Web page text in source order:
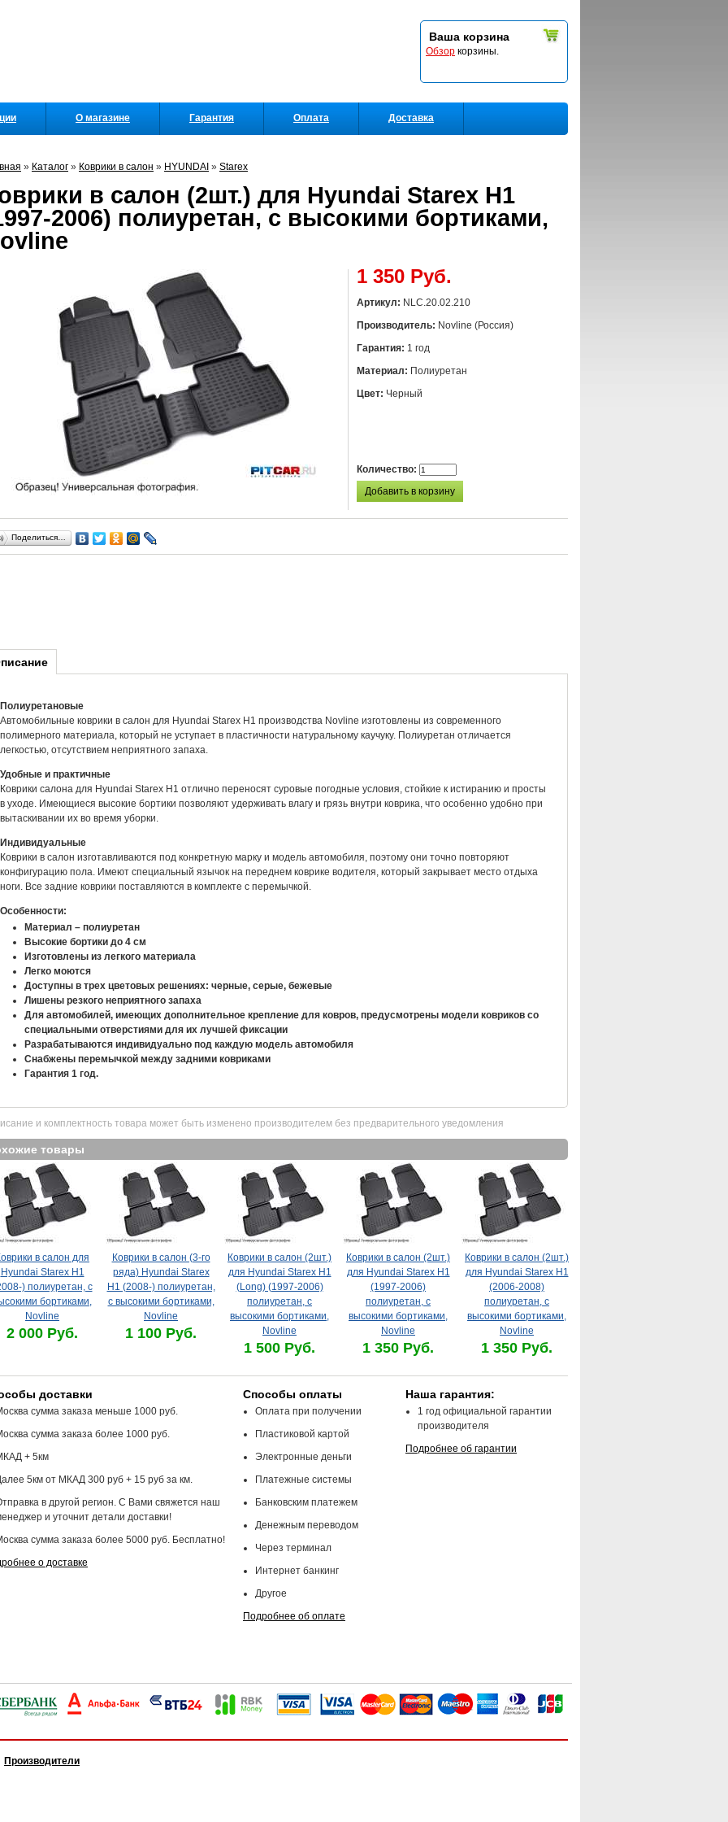
Ваша корзина
Обзор корзины.
» Каталог » Коврики в салон » HYUNDAI » Starex
в салон (2шт.) для Hyundai Starex H1
2006) полиуретан, с высокими бортиками,
1 350 Руб.
Артикул: NLC.20.02.210
Производитель: Novline (Россия)
Гарантия: 1 год
Материал: Полиуретан
Цвет: Черный
Количество:
Поделиться…
Полиуретановые
Автомобильные коврики в салон для Hyundai Starex H1 производства Novline изготовлены из современного
полимерного материала, который не уступает в пластичности натуральному каучуку. Полиуретан отличается
легкостью, отсутствием неприятного запаха.
Удобные и практичные
Коврики салона для Hyundai Starex H1 отлично переносят суровые погодные условия, стойкие к истиранию и просты
в уходе. Имеющиеся высокие бортики позволяют удерживать влагу и грязь внутри коврика, что особенно удобно при
вытаскивании их во время уборки.
Индивидуальные
Коврики в салон изготавливаются под конкретную марку и модель автомобиля, поэтому они точно повторяют
конфигурацию пола. Имеют специальный язычок на переднем коврике водителя, который закрывает место отдыха
ноги. Все задние коврики поставляются в комплекте с перемычкой.
Особенности:
Материал – полиуретан
Высокие бортики до 4 см
Изготовлены из легкого материала
Легко моются
Доступны в трех цветовых решениях: черные, серые, бежевые
Лишены резкого неприятного запаха
Для автомобилей, имеющих дополнительное крепление для ковров, предусмотрены модели ковриков со
специальными отверстиями для их лучшей фиксации
Разрабатываются индивидуально под каждую модель автомобиля
Снабжены перемычкой между задними ковриками
Гарантия 1 год.
и комплектность товара может быть изменено производителем без предварительного уведомления
товары
в салон для
Hyundai Starex H1
) полиуретан, с
бортиками,
Novline
2 000 Руб.
Коврики в салон (3-го
ряда) Hyundai Starex
H1 (2008-) полиуретан,
с высокими бортиками,
Novline
1 100 Руб.
Коврики в салон (2шт.)
для Hyundai Starex H1
(Long) (1997-2006)
полиуретан, с
высокими бортиками,
Novline
1 500 Руб.
Коврики в салон (2шт.)
для Hyundai Starex H1
(1997-2006)
полиуретан, с
высокими бортиками,
Novline
1 350 Руб.
Коврики в салон (2шт.)
для Hyundai Starex H1
(2006-2008)
полиуретан, с
высокими бортиками,
Novline
1 350 Руб.
доставки
сумма заказа меньше 1000 руб.
сумма заказа более 1000 руб.
+ 5км
5км от МКАД 300 руб + 15 руб за км.
в другой регион. С Вами свяжется наш
и уточнит детали доставки!
сумма заказа более 5000 руб. Бесплатно!
о доставке
Способы оплаты
Оплата при получении
Пластиковой картой
Электронные деньги
Платежные системы
Банковским платежем
Денежным переводом
Через терминал
Интернет банкинг
Другое
Подробнее об оплате
Наша гарантия:
1 год официальной гарантии
производителя
Подробнее об гарантии
О магазине Гарантия Оплата Доставка
Производители